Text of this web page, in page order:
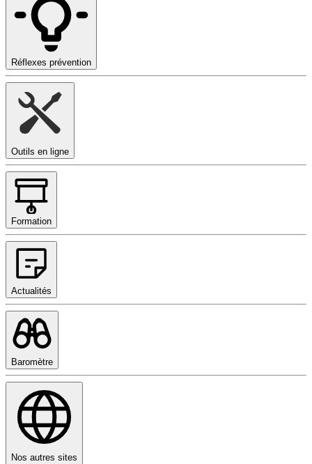
Réflexes prévention
Outils en ligne
Formation
Actualités
Baromètre
Nos autres sites